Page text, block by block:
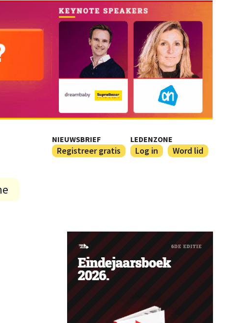
NIEUWSBRIEF
Registreer gratis
LEDENZONE
Log in Word lid